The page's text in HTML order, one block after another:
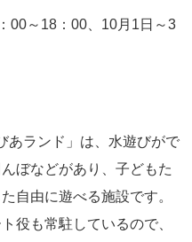
00～18：00、10月1日～3
あランド」は、水遊びがで
ぼなどがあり、子どもた
自由に遊べる施設です。
役も常駐しているので、